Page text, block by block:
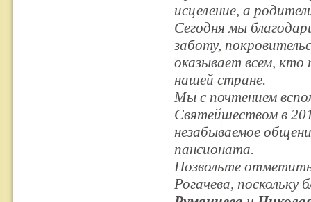
исцеление, а
Сегодня мы
заботу,
оказывает всем, кто
нашей стране.
Мы с почтением
Святейшеством в
незабываемое
пансионата.
Позвольте
Рогачева, поскольку